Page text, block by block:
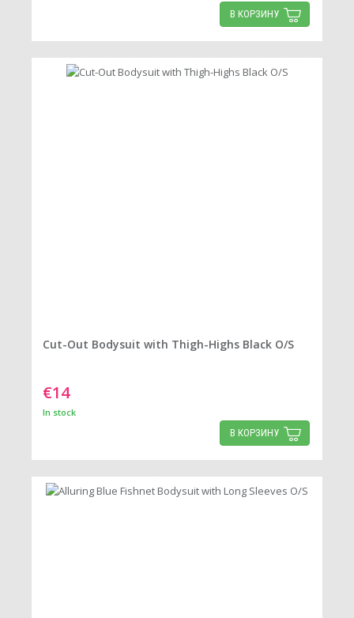
В КОРЗИНУ
Cut-Out Bodysuit with Thigh-Highs Black O/S
€14
In stock
В КОРЗИНУ